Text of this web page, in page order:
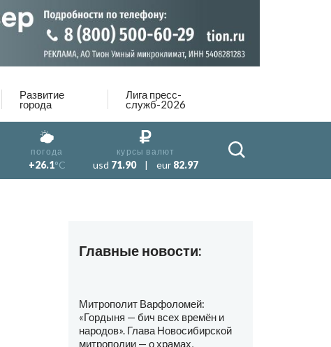
Развитие
города
Лига пресс-
служб-2026
погода
+26.1°C
курсы валют
usd 71.90 | eur 82.97
Главные новости:
Митрополит Варфоломей:
«Гордыня — бич всех времён и
народов». Глава Новосибирской
митрополии — о храмах,